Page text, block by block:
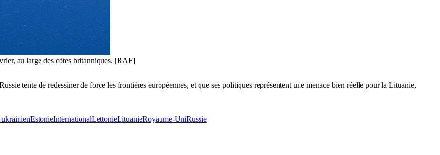
au large des côtes britanniques. [RAF]
tente de redessiner de force les frontières européennes, et que ses politiques représentent une menace bien réelle pour la Lituanie,
EstonieInternationalLettonieLituanieRoyaume-UniRussie